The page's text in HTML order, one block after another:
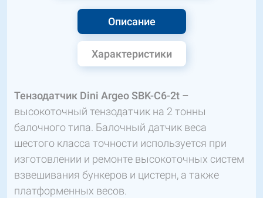
Описание
Характеристики
Тензодатчик Dini Argeo SBK-C6-2t –
высокоточный тензодатчик на 2 тонны
балочного типа. Балочный датчик веса
шестого класса точности используется при
изготовлении и ремонте высокоточных систем
взвешивания бункеров и цистерн, а также
платформенных весов.